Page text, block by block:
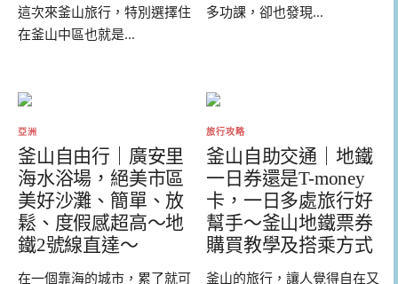
這次來釜山旅行，特別選擇住
在釜山中區也就是...
多功課，卻也發現...
亞洲
釜山自由行｜廣安里
海水浴場，絕美市區
美好沙灘、簡單、放
鬆、度假感超高～地
鐵2號線直達～
在一個靠海的城市，累了就可
旅行攻略
釜山自助交通｜地鐵
一日券還是T-money
卡，一日多處旅行好
幫手～釜山地鐵票券
購買教學及搭乘方式
釜山的旅行，讓人覺得自在又